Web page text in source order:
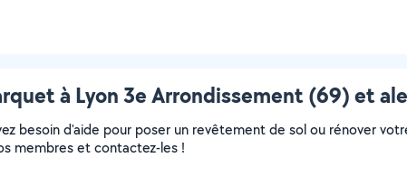
à Lyon 3e Arrondissement (69) et
besoin d'aide pour poser un revêtement de sol ou rénover
membres et contactez-les !